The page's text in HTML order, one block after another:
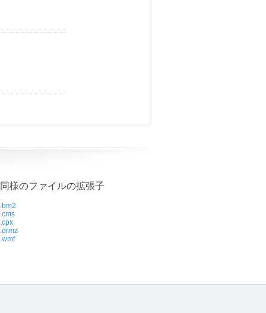
同様のファイルの拡張子
.bm2
.cms
.cpx
.drmz
.wmf